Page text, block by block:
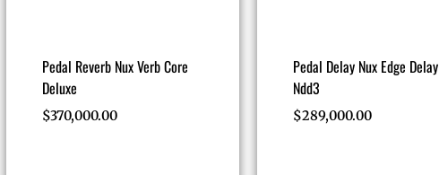
Pedal Reverb Nux Verb Core
Deluxe
$370,000.00
Pedal Delay Nux Edge Delay
Ndd3
$289,000.00